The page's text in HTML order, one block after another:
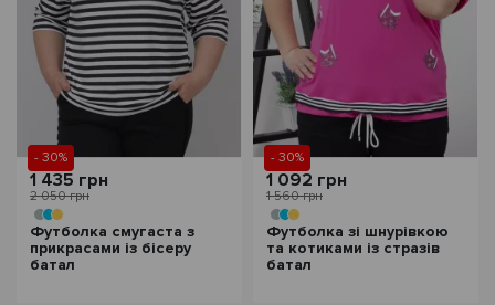
- 30%
1 435 грн
2 050 грн
Футболка смугаста з
прикрасами із бісеру
батал
- 30%
1 092 грн
1 560 грн
Футболка зі шнурівкою
та котиками із стразів
батал